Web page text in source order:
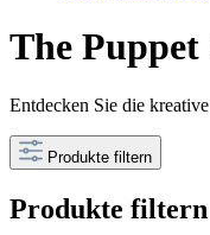
The
Entdecken Sie die
Produkte filtern
Produkte filtern